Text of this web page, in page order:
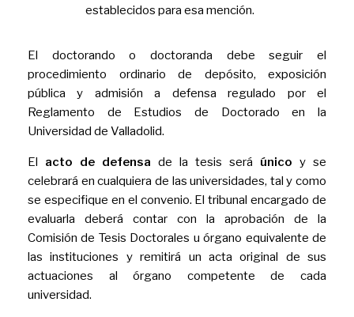
establecidos para esa mención.
El doctorando o doctoranda debe seguir el
procedimiento ordinario de depósito, exposición
pública y admisión a defensa regulado por el
Reglamento de Estudios de Doctorado en la
Universidad de Valladolid.
El acto de defensa de la tesis será único y se
celebrará en cualquiera de las universidades, tal y como
se especifique en el convenio. El tribunal encargado de
evaluarla deberá contar con la aprobación de la
Comisión de Tesis Doctorales u órgano equivalente de
las instituciones y remitirá un acta original de sus
actuaciones al órgano competente de cada
universidad.